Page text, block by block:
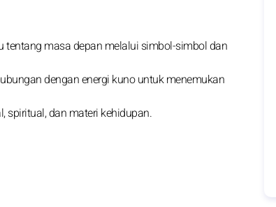
tentang masa depan melalui simbol-simbol dan
dengan energi kuno untuk menemukan
spiritual, dan materi kehidupan.